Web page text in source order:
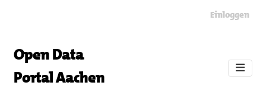
Einloggen
Open Data
Portal Aachen